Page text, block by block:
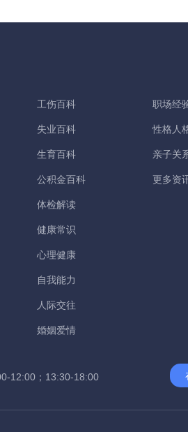
工伤百科
失业百科
生育百科
公积金百科
体检解读
健康常识
心理健康
自我能力
人际交往
婚姻爱情
职场经
性格人
亲子关
更多资
12:00；13:30-18:00